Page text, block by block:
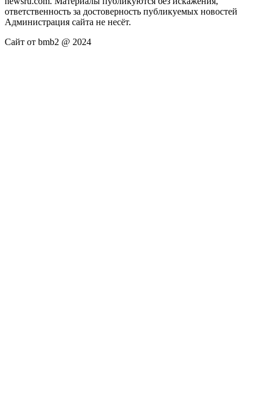
ответственность за достоверность публикуемых новостей
Администрация сайта не несёт.
Сайт от bmb2 @ 2024